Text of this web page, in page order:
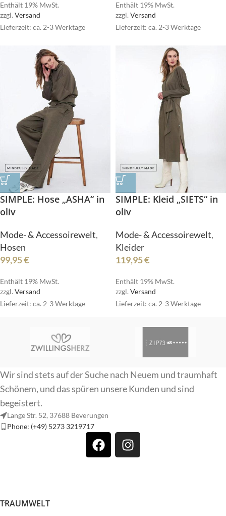
Enthält 19% MwSt.
zzgl.Versand
Lieferzeit: ca. 2-3 Werktage
Enthält 19% MwSt.
zzgl.Versand
Lieferzeit: ca. 2-3 Werktage
SIMPLE: Hose „ASHA“ in
oliv
Mode- & Accessoirewelt,
Hosen
99,95€
Enthält 19% MwSt.
zzgl. Versand
Lieferzeit: ca. 2-3 Werktage
SIMPLE: Kleid „SIETS“ in
oliv
Mode- & Accessoirewelt,
Kleider
119,95€
Enthält 19% MwSt.
zzgl. Versand
Lieferzeit: ca. 2-3 Werktage
Wir sind stets auf der Suche nach Neuem und traumhaft
Schönem, und das spüren unsere Kunden und sind
begeistert.
Lange Str. 52, 37688 Beverungen
Phone: (+49) 5273 3219717
TRAUMWELT